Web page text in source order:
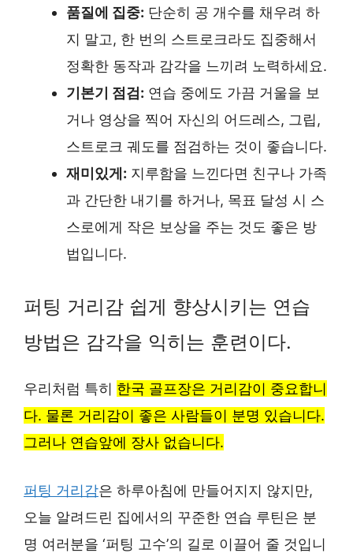
품질에 집중: 단순히 공 개수를 채우려 하
지 말고, 한 번의 스트로크라도 집중해서
정확한 동작과 감각을 느끼려 노력하세요.
기본기 점검: 연습 중에도 가끔 거울을 보
거나 영상을 찍어 자신의 어드레스, 그립,
스트로크 궤도를 점검하는 것이 좋습니다.
재미있게: 지루함을 느낀다면 친구나 가족
과 간단한 내기를 하거나, 목표 달성 시 스
스로에게 작은 보상을 주는 것도 좋은 방
법입니다.
퍼팅 거리감 쉽게 향상시키는 연습
방법은 감각을 익히는 훈련이다.
우리처럼 특히 한국 골프장은 거리감이 중요합니
다. 물론 거리감이 좋은 사람들이 분명 있습니다.
그러나 연습앞에 장사 없습니다.
퍼팅 거리감은 하루아침에 만들어지지 않지만,
오늘 알려드린 집에서의 꾸준한 연습 루틴은 분
명 여러분을 ‘퍼팅 고수’의 길로 이끌어 줄 것입니